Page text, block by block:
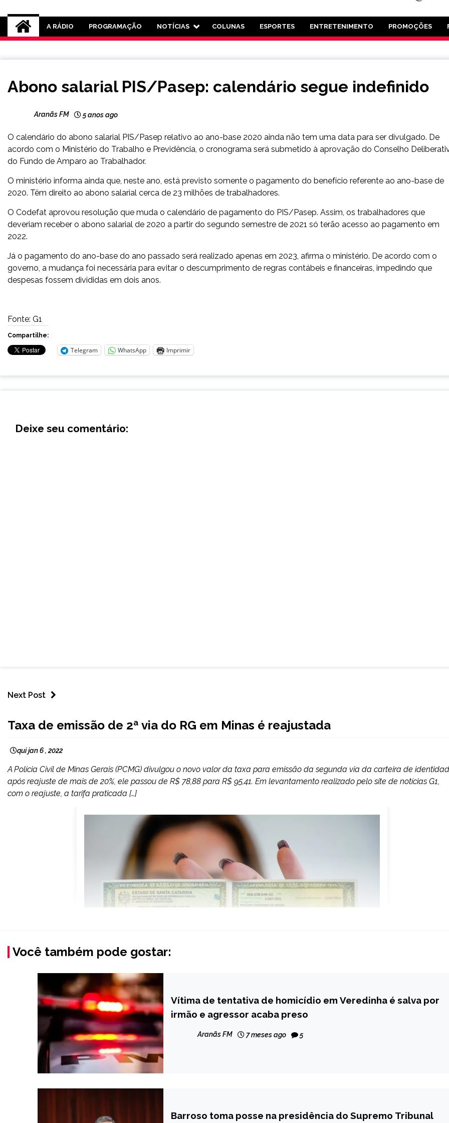
Rádio Aranãs 105.3
A RÁDIO PROGRAMAÇÃO NOTÍCIAS COLUNAS ESPORTES ENTRETENIMENTO PROMOÇÕES
NOTÍCIAS
Abono salarial PIS/Pasep: calendário segue indefinido
Aranãs FM 5 anos ago
O calendário do abono salarial PIS/Pasep relativo ao ano-base 2020 ainda não tem uma data para ser divulgado. De
acordo com o Ministério do Trabalho e Previdência, o cronograma será submetido à aprovação do Conselho
do Fundo de Amparo ao Trabalhador.
O ministério informa ainda que, neste ano, está previsto somente o pagamento do benefício referente ao ano-base de
2020. Têm direito ao abono salarial cerca de 23 milhões de trabalhadores.
O Codefat aprovou resolução que muda o calendário de pagamento do PIS/Pasep. Assim, os trabalhadores que
deveriam receber o abono salarial de 2020 a partir do segundo semestre de 2021 só terão acesso ao pagamento em
2022.
Já o pagamento do ano-base do ano passado será realizado apenas em 2023, afirma o ministério. De acordo com o
governo, a mudança foi necessária para evitar o descumprimento de regras contábeis e financeiras, impedindo que
despesas fossem divididas em dois anos.
Fonte: G1
Compartilhe:
Telegram WhatsApp Imprimir
Deixe seu comentário:
Next Post
GERAIS
Taxa de emissão de 2ª via do RG em Minas é reajustada
qui jan 6 , 2022
A Polícia Civil de Minas Gerais (PCMG) divulgou o novo valor da taxa para emissão da segunda via da carteira de
após reajuste de mais de 20%, ele passou de R$ 78,88 para R$ 95,41. Em levantamento realizado pelo site de notícias G1,
com o reajuste, a tarifa praticada […]
Você também pode gostar:
MINAS
GERAIS
NOTÍCIAS
Vítima de tentativa de homicídio em Veredinha é salva por
irmão e agressor acaba preso
Aranãs FM 7 meses ago 5
BRASIL
Barroso toma posse na presidência do Supremo Tribunal